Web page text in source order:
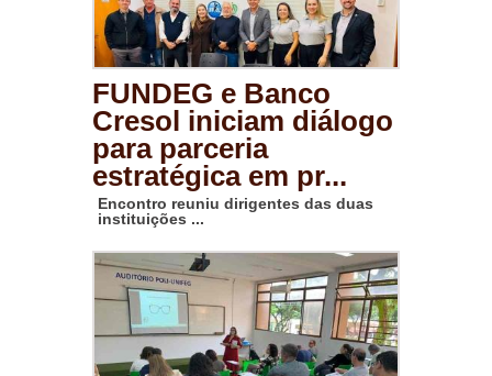
FUNDEG e Banco
Cresol iniciam diálogo
para parceria
estratégica em pr...
Encontro reuniu dirigentes das duas
instituições ...